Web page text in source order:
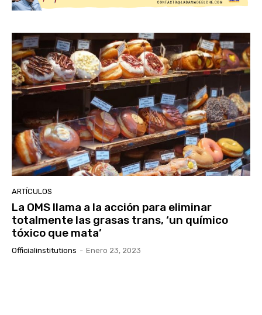
ARTÍCULOS
La OMS llama a la acción para eliminar
totalmente las grasas trans, ‘un químico
tóxico que mata’
Officialinstitutions - Enero 23, 2023